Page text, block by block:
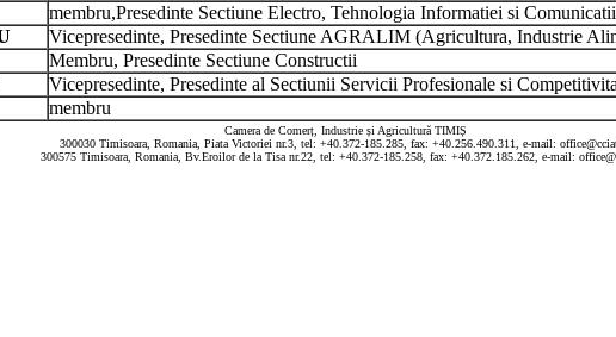
membru,Presedinte Sectiune Electro, Tehnologia Informatiei si
Vicepresedinte, Presedinte Sectiune AGRALIM (Agricultura, Industrie
Membru, Presedinte Sectiune Constructii
Vicepresedinte, Presedinte al Sectiunii Servicii Profesionale si
membru
Camera de Comerț, Industrie și Agricultură TIMIȘ
300030 Timisoara, Romania, Piata Victoriei nr.3, tel: +40.372-185.285, fax: +40.256.490.311, e-mail:
300575 Timisoara, Romania, Bv.Eroilor de la Tisa nr.22, tel: +40.372-185.258, fax: +40.372.185.262, e-mail: